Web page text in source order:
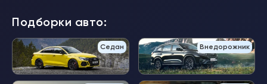
Подборки авто:
Седан Внедорожник